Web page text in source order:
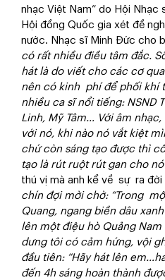
nhạc Việt Nam” do Hội
Hội đồng Quốc gia xét đề
nước. Nhạc sĩ Minh Đức cho
có rất nhiều điều tâm đắc.
hát là do viết cho các cơ
nên có kinh phí để phối khí
nhiều ca sĩ nổi tiếng: NSND
Linh, Mỹ Tâm… Với âm
với nó, khi nào nó vắt kiệt
chứ còn sáng tạo được thì
tạo là rút ruột rút gan cho
thú vị mà anh kể về sự ra đời
chín đợi mời chờ: “Trong
Quang, ngang biền dâu
lên một điệu hò Quảng Nam
dưng tôi có cảm hứng, vội
đầu tiên: “Hãy hát lên
đến 4h sáng hoàn thành